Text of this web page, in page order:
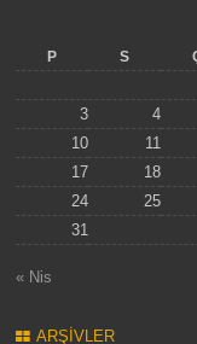
P S
3
4
10
11
17
18
24
25
31
« Nis
ARŞIVLER